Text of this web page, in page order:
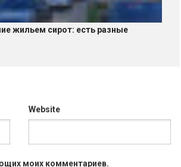
жильем сирот: есть разные
Website
моих комментариев.